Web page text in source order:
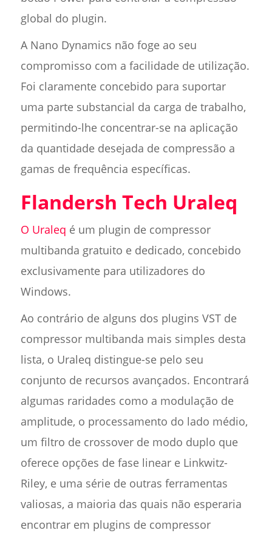
global do plugin.
A Nano Dynamics não foge ao seu
compromisso com a facilidade de utilização.
Foi claramente concebido para suportar
uma parte substancial da carga de trabalho,
permitindo-lhe concentrar-se na aplicação
da quantidade desejada de compressão a
gamas de frequência específicas.
Flandersh Tech Uraleq
O Uraleq é um plugin de compressor
multibanda gratuito e dedicado, concebido
exclusivamente para utilizadores do
Windows.
Ao contrário de alguns dos plugins VST de
compressor multibanda mais simples desta
lista, o Uraleq distingue-se pelo seu
conjunto de recursos avançados. Encontrará
algumas raridades como a modulação de
amplitude, o processamento do lado médio,
um filtro de crossover de modo duplo que
oferece opções de fase linear e Linkwitz-
Riley, e uma série de outras ferramentas
valiosas, a maioria das quais não esperaria
encontrar em plugins de compressor